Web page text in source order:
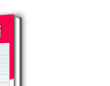
重灌作業系統操作說明